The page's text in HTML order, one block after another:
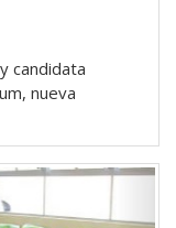
candidata
nueva